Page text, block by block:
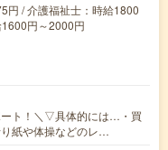
円 / 介護福祉士：時給1800
円～2000円
ート！＼▽具体的には…・買
紙や体操などのレ…